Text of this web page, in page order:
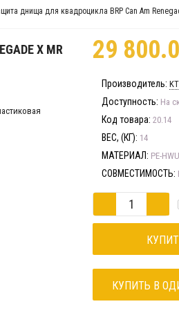
днища для квадроцикла BRP Can Am
X MR
29
Производитель:
Доступность: На
Код товара: 20.14
ВЕС, (КГ): 14
МАТЕРИАЛ: PE-
СОВМЕСТИМОСТЬ:
КУПИТЬ В